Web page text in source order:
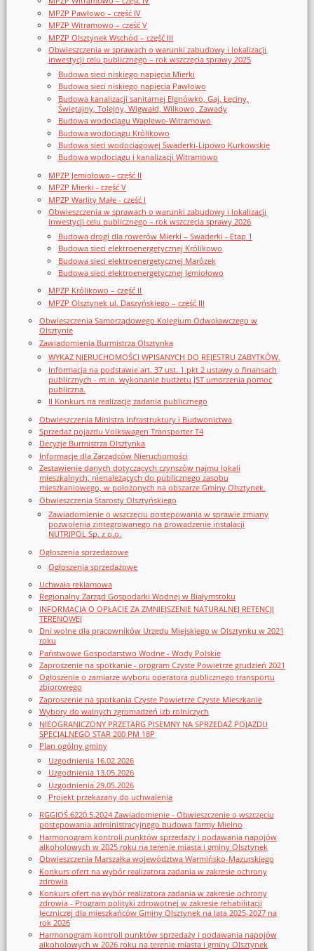
MPZP Pawłowo – część IV
MPZP Witramowo – część V
MPZP Olsztynek Wschód – część III
Obwieszczenia w sprawach o warunki zabudowy i lokalizacji
inwestycji celu publicznego – rok wszczęcia sprawy 2025
Budowa sieci niskiego napięcia Mierki
Budowa sieci niskiego napięcia Pawłowo
Budowa kanalizacji sanitarnej Elgnówko, Gaj, Łęciny,
Świętajny, Tolejny, Wigwałd, Wilkowo, Zawady
Budowa wodociągu Waplewo-Witramowo
Budowa wodociągu Królikowo
Budowa sieci wodociągowej Swaderki-Lipowo Kurkowskie
Budowa wodociągu i kanalizacji Witramowo
MPZP Jemiołowo - część II
MPZP Mierki - część V
MPZP Warlity Małe - część I
Obwieszczenia w sprawach o warunki zabudowy i lokalizacji
inwestycji celu publicznego – rok wszczęcia sprawy 2026
Budowa drogi dla rowerów Mierki – Swaderki - Etap 1
Budowa sieci elektroenergetycznej Królikowo
Budowa sieci elektroenergetycznej Marózek
Budowa sieci elektroenergetycznej Jemiołowo
MPZP Królikowo – część II
MPZP Olsztynek ul. Daszyńskiego – część III
Obwieszczenia Samorządowego Kolegium Odwoławczego w
Olsztynie
Zawiadomienia Burmistrza Olsztynka
WYKAZ NIERUCHOMOŚCI WPISANYCH DO REJESTRU ZABYTKÓW.
Informacja na podstawie art. 37 ust. 1 pkt 2 ustawy o finansach
publicznych - m.in. wykonanie budżetu JST umorzenia pomoc
publiczna.
II Konkurs na realizację zadania publicznego
Obwieszczenia Ministra Infrastruktury i Budwonictwa
Sprzedaż pojazdu Volkswagen Transporter T4
Decyzje Burmistrza Olsztynka
Informacje dla Zarządców Nieruchomości
Zestawienie danych dotyczących czynszów najmu lokali
mieszkalnych, nienależących do publicznego zasobu
mieszkaniowego, w położonych na obszarze Gminy Olsztynek.
Obwieszczenia Starosty Olsztyńskiego
Zawiadomienie o wszczęciu postępowania w sprawie zmiany
pozwolenia zintegrowanego na prowadzenie instalacji
NUTRIPOL Sp. z o.o.
Ogłoszenia sprzedażowe
Ogłoszenia sprzedażowe
Uchwała reklamowa
Regionalny Zarząd Gospodarki Wodnej w Białymstoku
INFORMACJA O OPŁACIE ZA ZMNIEJSZENIE NATURALNEJ RETENCJI
TERENOWEJ
Dni wolne dla pracowników Urzędu Miejskiego w Olsztynku w 2021
roku
Państwowe Gospodarstwo Wodne - Wody Polskie
Zaproszenie na spotkanie - program Czyste Powietrze grudzień 2021
Ogłoszenie o zamiarze wyboru operatora publicznego transportu
zbiorowego
Zaproszenie na spotkania Czyste Powietrze Czyste Mieszkanie
Wybory do walnych zgromadzeń izb rolniczych
NIEOGRANICZONY PRZETARG PISEMNY NA SPRZEDAŻ POJAZDU
SPECJALNEGO STAR 200 PM 18P
Plan ogólny gminy
Uzgodnienia 16.02.2026
Uzgodnienia 13.05.2026
Uzgodnienia 29.05.2026
Projekt przekazany do uchwalenia
RGGIOŚ.6220.5.2024 Zawiadomienie - Obwieszczenie o wszczęciu
postępowania administracyjnego budowa farmy Mielno
Harmonogram kontroli punktów sprzedaży i podawania napojów
alkoholowych w 2025 roku na terenie miasta i gminy Olsztynek
Obwieszczenia Marszałka województwa Warmińsko-Mazurskiego
Konkurs ofert na wybór realizatora zadania w zakresie ochrony
zdrowia
Konkurs ofert na wybór realizatora zadania w zakresie ochrony
zdrowia - Program polityki zdrowotnej w zakresie rehabilitacji
leczniczej dla mieszkańców Gminy Olsztynek na lata 2025-2027 na
rok 2026
Harmonogram kontroli punktów sprzedaży i podawania napojów
alkoholowych w 2026 roku na terenie miasta i gminy Olsztynek